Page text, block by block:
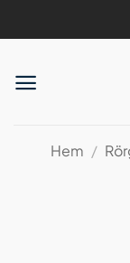
Hem /